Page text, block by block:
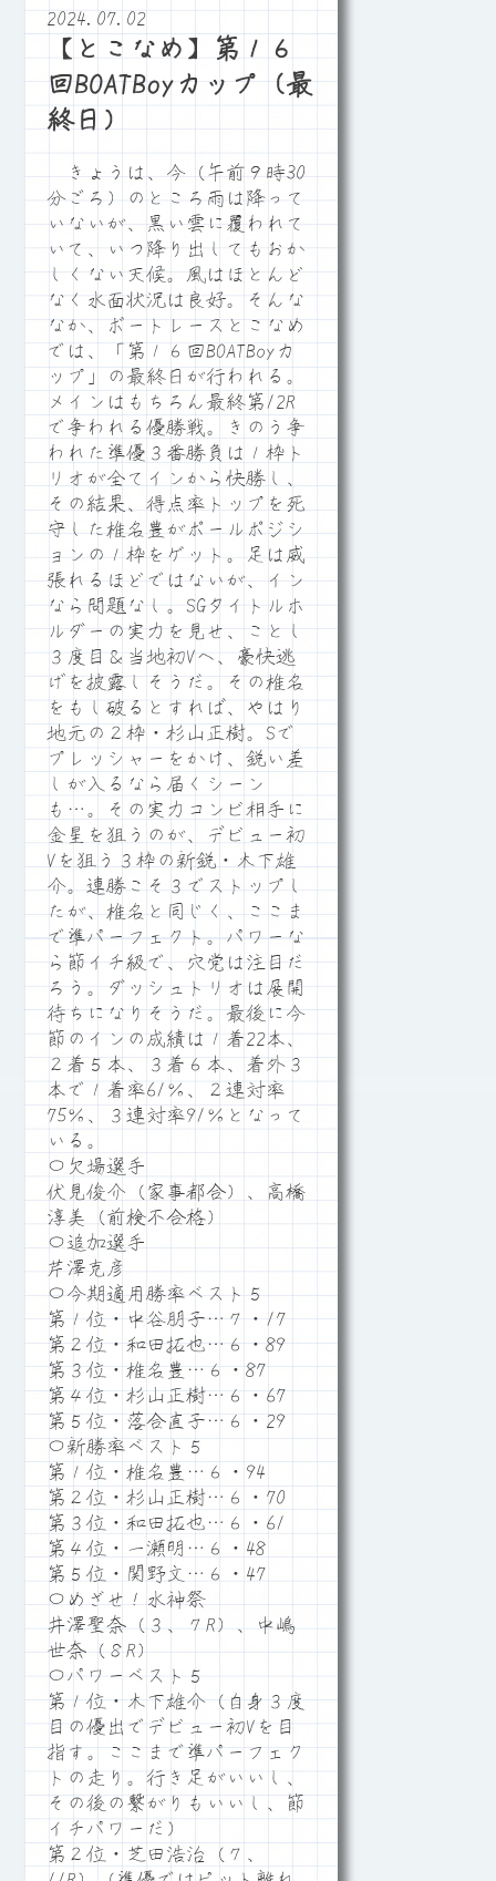
2024.07.02
【とこなめ】第１６
回BOATBoyカップ（最
終日）
きょうは、今（午前９時30
分ごろ）のところ雨は降って
いないが、黒い雲に覆われて
いて、いつ降り出してもおか
しくない天候。風はほとんど
なく水面状況は良好。そんな
なか、ボートレースとこなめ
では、「第１６回BOATBoyカ
ップ」の最終日が行われる。
メインはもちろん最終第12R
で争われる優勝戦。きのう争
われた準優３番勝負は１枠ト
リオが全てインから快勝し、
その結果、得点率トップを死
守した椎名豊がポールポジシ
ョンの１枠をゲット。足は威
張れるほどではないが、イン
なら問題なし。SGタイトルホ
ルダーの実力を見せ、ことし
３度目＆当地初Vへ、豪快逃
げを披露しそうだ。その椎名
をもし破るとすれば、やはり
地元の２枠・杉山正樹。Sで
プレッシャーをかけ、鋭い差
しが入るなら届くシーン
も…。その実力コンビ相手に
金星を狙うのが、デビュー初
Vを狙う３枠の新鋭・木下雄
介。連勝こそ３でストップし
たが、椎名と同じく、ここま
で準パーフェクト。パワーな
ら節イチ級で、穴党は注目だ
ろう。ダッシュトリオは展開
待ちになりそうだ。最後に今
節のインの成績は１着22本、
２着５本、３着６本、着外３
本で１着率61％、２連対率
75％、３連対率91％となって
いる。
〇欠場選手
伏見俊介（家事都合）、高橋
淳美（前検不合格）
〇追加選手
芹澤克彦
〇今期適用勝率ベスト５
第１位・中谷朋子…７・17
第２位・和田拓也…６・89
第３位・椎名豊…６・87
第４位・杉山正樹…６・67
第５位・落合直子…６・29
〇新勝率ベスト５
第１位・椎名豊…６・94
第２位・杉山正樹…６・70
第３位・和田拓也…６・61
第４位・一瀬明…６・48
第５位・関野文…６・47
〇めざせ！水神祭
井澤聖奈（３、７R）、中嶋
世奈（８R）
〇パワーベスト５
第１位・木下雄介（自身３度
目の優出でデビュー初Vを目
指す。ここまで準パーフェク
トの走り。行き足がいいし、
その後の繋がりもいいし、節
イチパワーだ）
第２位・芝田浩治（７、